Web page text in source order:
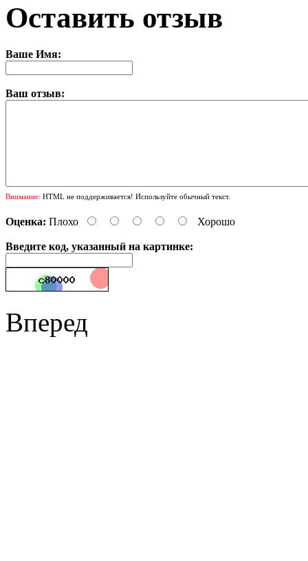
Оставить отзыв
Ваше Имя:
Ваш отзыв:
Внимание: HTML не поддерживается! Используйте обычный текст.
Оценка: Плохо Хорошо
Введите код, указанный на картинке:
Вперед